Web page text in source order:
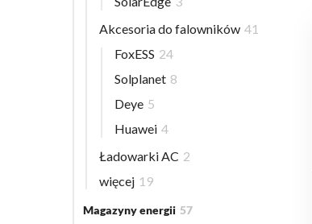
Akcesoria do falowników 41
FoxESS 24
Solplanet 8
Deye 5
Huawei 4
Ładowarki AC 2
więcej 19
Magazyny energii 57